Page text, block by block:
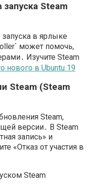
Steam
в ярлыке
может помочь,
Изучите Steam
нового в Ubuntu 19
Steam (Steam
Steam,
версии․ В Steam
запись» и
«Отказ от участия в